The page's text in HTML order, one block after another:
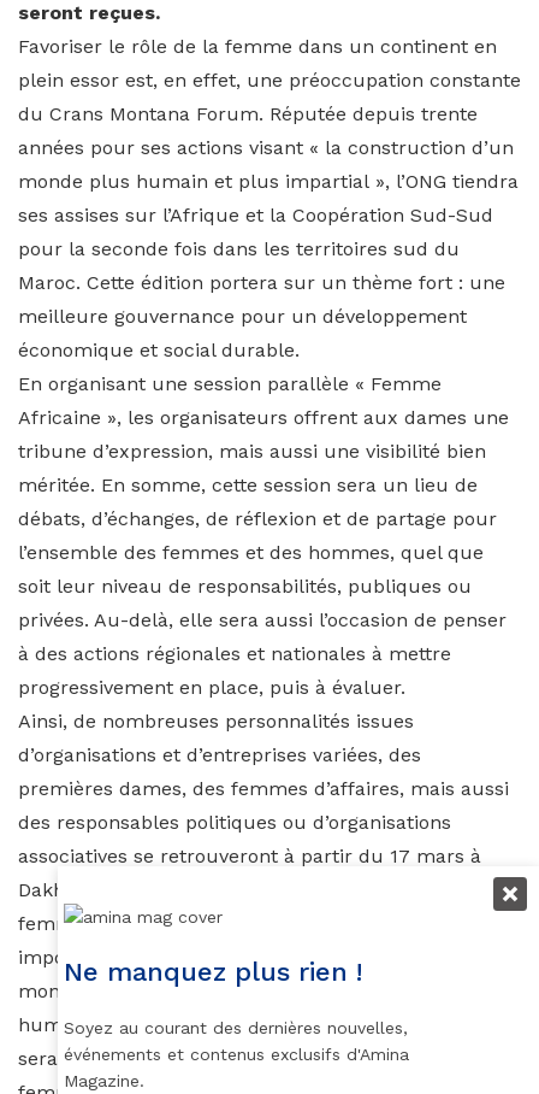
seront reçues.
Favoriser le rôle de la femme dans un continent en
plein essor est, en effet, une préoccupation constante
du Crans Montana Forum. Réputée depuis trente
années pour ses actions visant « la construction d’un
monde plus humain et plus impartial », l’ONG tiendra
ses assises sur l’Afrique et la Coopération Sud-Sud
pour la seconde fois dans les territoires sud du
Maroc. Cette édition portera sur un thème fort : une
meilleure gouvernance pour un développement
économique et social durable.
En organisant une session parallèle « Femme
Africaine », les organisateurs offrent aux dames une
tribune d’expression, mais aussi une visibilité bien
méritée. En somme, cette session sera un lieu de
débats, d’échanges, de réflexion et de partage pour
l’ensemble des femmes et des hommes, quel que
soit leur niveau de responsabilités, publiques ou
privées. Au-delà, elle sera aussi l’occasion de penser
à des actions régionales et nationales à mettre
progressivement en place, puis à évaluer.
Ainsi, de nombreuses personnalités issues
d’organisations et d’entreprises variées, des
premières dames, des femmes d’affaires, mais aussi
des responsables politiques ou d’organisations
associatives se retrouveront à partir du 17 mars à
Dakhla. Parallèlement à la session dédiée aux
femmes africaines, de nombreux autres thèmes
importants seront traités comme l’intégration
mondiale de l’Afrique, la sécurité alimentaire et
humaine, ou encore l’éducation. Un événement qui
sera l’occasion pour Amina de rencontrer ces
Ne manquez plus rien !
Soyez au courant des dernières nouvelles,
événements et contenus exclusifs d'Amina
Magazine.